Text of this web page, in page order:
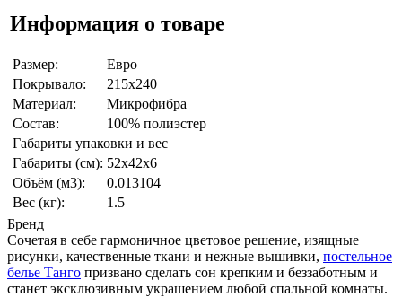
Информация о товаре
Размер:
Евро
Покрывало:
215x240
Материал:
Микрофибра
Состав:
100% полиэстер
Габариты упаковки и вес
Габариты (см): 52x42x6
Объём (м3):
0.013104
Вес (кг):
1.5
Бренд
Сочетая в себе гармоничное цветовое решение, изящные
рисунки, качественные ткани и нежные вышивки, постельное
белье Танго призвано сделать сон крепким и беззаботным и
станет эксклюзивным украшением любой спальной комнаты.